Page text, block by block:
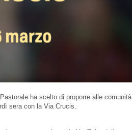
ha scelto di proporre alle comunità
sera con la Via Crucis.